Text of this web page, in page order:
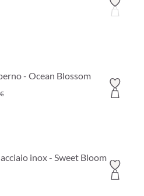
- Ocean Blossom
inox - Sweet Bloom